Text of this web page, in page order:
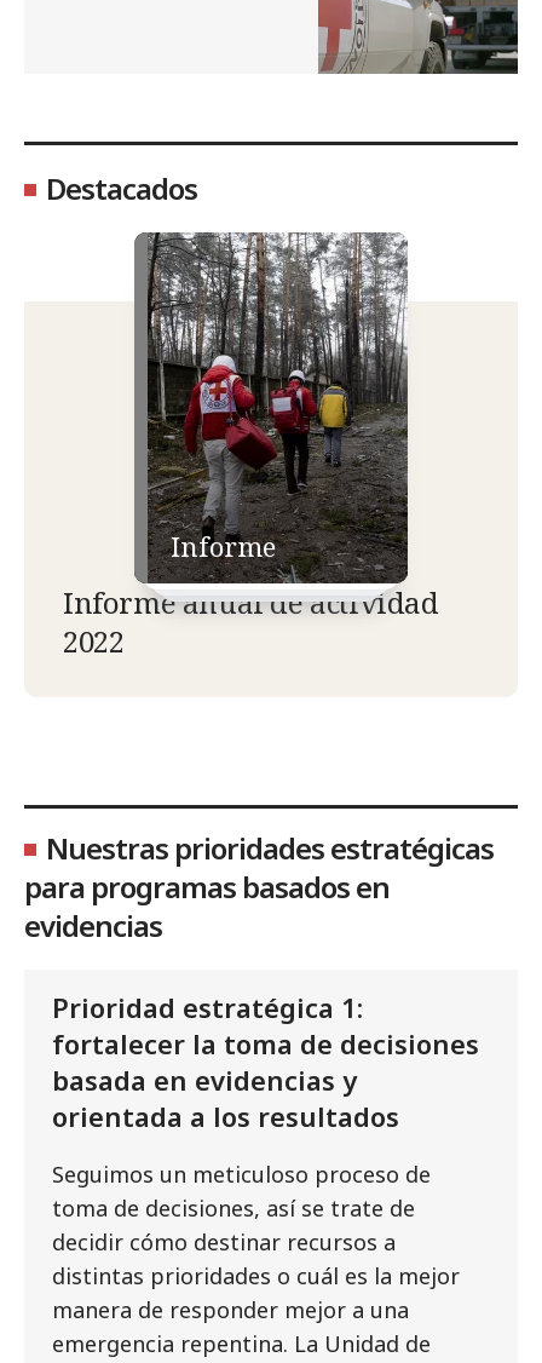
Destacados
Informe
Informe anual de actividad
2022
Nuestras prioridades estratégicas
para programas basados en
evidencias
Prioridad estratégica 1:
fortalecer la toma de decisiones
basada en evidencias y
orientada a los resultados
Seguimos un meticuloso proceso de
toma de decisiones, así se trate de
decidir cómo destinar recursos a
distintas prioridades o cuál es la mejor
manera de responder mejor a una
emergencia repentina. La Unidad de